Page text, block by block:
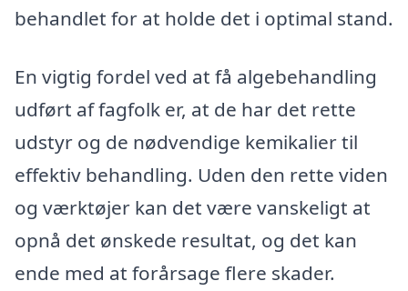
behandlet for at holde det i optimal stand.
En vigtig fordel ved at få algebehandling
udført af fagfolk er, at de har det rette
udstyr og de nødvendige kemikalier til
effektiv behandling. Uden den rette viden
og værktøjer kan det være vanskeligt at
opnå det ønskede resultat, og det kan
ende med at forårsage flere skader.